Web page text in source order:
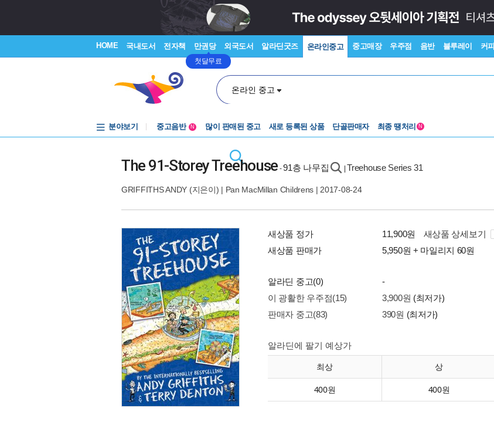
HOME 국내도서 전자책 만권당
첫달무료
외국도서 알라딘굿즈 온라인중고 중고매장 우주점 음반 블루레이 커피
온라인 중고
분야보기
중고음반
N 많이 판매된 중고 새로 등록된 상품 단골판매자 최종 땡처리 N
The 91-Storey Treehouse -91층 나무집 Treehouse Series 31
GRIFFITHS ANDY (지은이) | Pan MacMillan Childrens | 2017-08-24
새상품 정가 11,900원
새상품 상세보기
새상품 판매가
5,950원 + 마일리지 60원
알라딘 중고(0)
-
이 광활한 우주점(15)
3,900원 (최저가)
판매자 중고(83)
390원 (최저가)
알라딘에 팔기 예상가
최상 상
400원 400원